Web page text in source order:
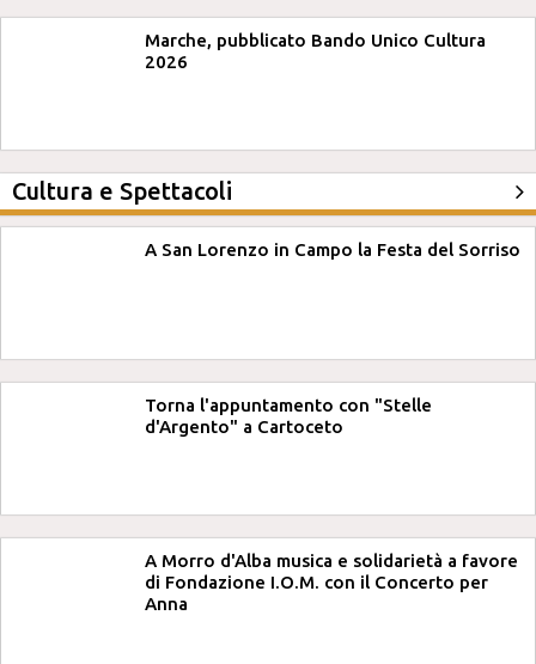
Marche, pubblicato Bando Unico Cultura
2026
Cultura e Spettacoli
A San Lorenzo in Campo la Festa del Sorriso
Torna l'appuntamento con "Stelle
d'Argento" a Cartoceto
A Morro d'Alba musica e solidarietà a favore
di Fondazione I.O.M. con il Concerto per
Anna